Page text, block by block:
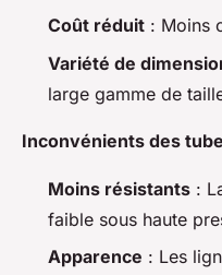
Coût réduit : Moins
Variété de
large gamme de
Inconvénients des
Moins résistants :
faible sous haute
Apparence : Les